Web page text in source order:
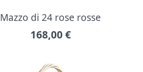
Mazzo di 24 rose rosse
168,00 €